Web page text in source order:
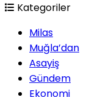
Kategoriler
Milas
Muğla’dan
Asayiş
Gündem
Ekonomi